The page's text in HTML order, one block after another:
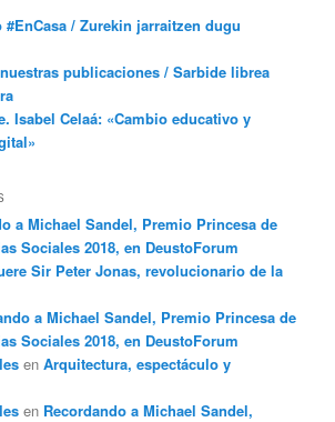
/ Zurekin jarraitzen dugu
publicaciones / Sarbide librea
Isabel Celaá: «Cambio educativo y
a Michael Sandel, Premio Princesa de
Sociales 2018, en DeustoForum
Sir Peter Jonas, revolucionario de la
a Michael Sandel, Premio Princesa de
Sociales 2018, en DeustoForum
enArquitectura, espectáculo y
en Recordando a Michael Sandel,